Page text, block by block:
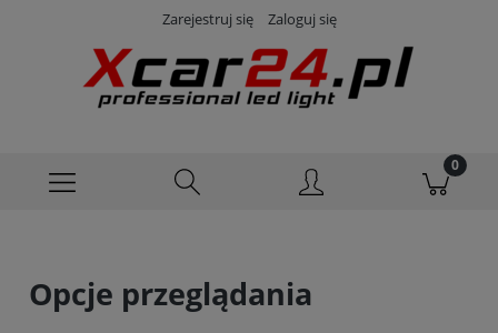
Zarejestruj się Zaloguj się
Opcje przeglądania